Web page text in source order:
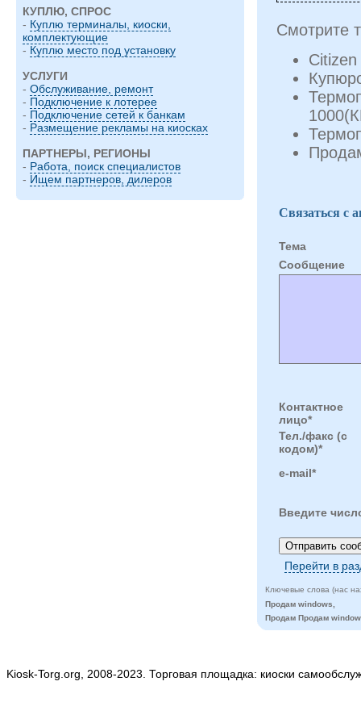
КУПЛЮ, СПРОС
- Куплю терминалы, киоски,
комплектующие
- Куплю место под установку
УСЛУГИ
- Обслуживание, ремонт
- Подключение к лотерее
- Подключение сетей к банкам
- Размещение рекламы на киосках
ПАРТНЕРЫ, РЕГИОНЫ
- Работа, поиск специалистов
- Ищем партнеров, дилеров
Смотрите
Связаться с
Тема
Cообщение
Контактное
лицо*
Тел./факс (с
кодом)*
e-mail*
Введите
Перейти в
Ключевые слова (нас
Продам windows,
Продам Продам
Kiosk-Torg.org, 2008-2023. Торговая площадка: киоски